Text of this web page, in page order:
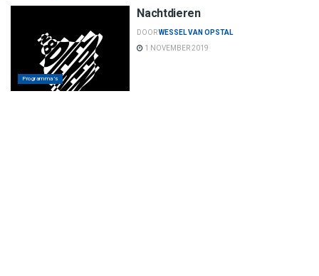
Programma’s
Nachtdieren
DOORWESSEL VAN OPSTAL
1 NOVEMBER 2019